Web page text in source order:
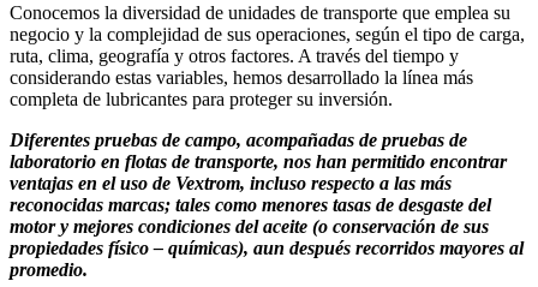
Conocemos la diversidad de unidades de transporte que emplea su
negocio y la complejidad de sus operaciones, según el tipo de carga,
ruta, clima, geografía y otros factores. A través del tiempo y
considerando estas variables, hemos desarrollado la línea más
completa de lubricantes para proteger su inversión.
Diferentes pruebas de campo, acompañadas de pruebas de
laboratorio en flotas de transporte, nos han permitido encontrar
ventajas en el uso de Vextrom, incluso respecto a las más
reconocidas marcas; tales como menores tasas de desgaste del
motor y mejores condiciones del aceite (o conservación de sus
propiedades físico – químicas), aun después recorridos mayores al
promedio.